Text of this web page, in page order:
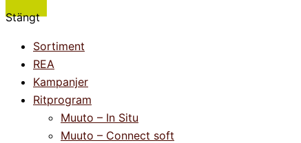
Stängt
Sortiment
REA
Kampanjer
Ritprogram
Muuto – In Situ
Muuto – Connect soft